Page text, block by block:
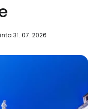
31. 07. 2026